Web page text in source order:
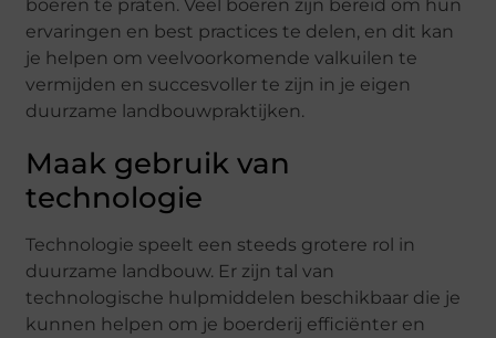
boeren te praten. Veel boeren zijn bereid om hun
ervaringen en best practices te delen, en dit kan
je helpen om veelvoorkomende valkuilen te
vermijden en succesvoller te zijn in je eigen
duurzame landbouwpraktijken.
Maak gebruik van
technologie
Technologie speelt een steeds grotere rol in
duurzame landbouw. Er zijn tal van
technologische hulpmiddelen beschikbaar die je
kunnen helpen om je boerderij efficiënter en